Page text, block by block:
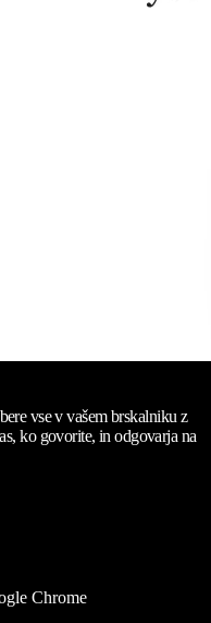
vse v vašem brskalniku z
ko govorite, in odgovarja na
Chrome